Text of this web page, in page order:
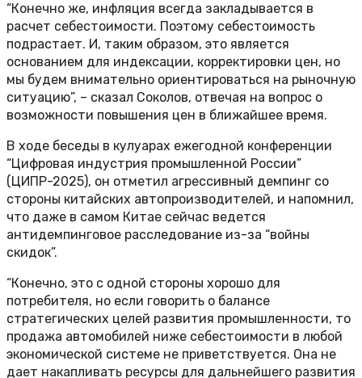
“Конечно же, инфляция всегда закладывается в
расчет себестоимости. Поэтому себестоимость
подрастает. И, таким образом, это является
основанием для индексации, корректировки цен, но
мы будем внимательно ориентироваться на рыночную
ситуацию”, – сказал Соколов, отвечая на вопрос о
возможности повышения цен в ближайшее время.
В ходе беседы в кулуарах ежегодной конференции
“Цифровая индустрия промышленной России”
(ЦИПР-2025), он отметил агрессивный демпинг со
стороны китайских автопроизводителей, и напомнил,
что даже в самом Китае сейчас ведется
антидемпинговое расследование из-за “войны
скидок”.
“Конечно, это с одной стороны хорошо для
потребителя, но если говорить о балансе
стратегических целей развития промышленности, то
продажа автомобилей ниже себестоимости в любой
экономической системе не приветствуется. Она не
дает накапливать ресурсы для дальнейшего развития